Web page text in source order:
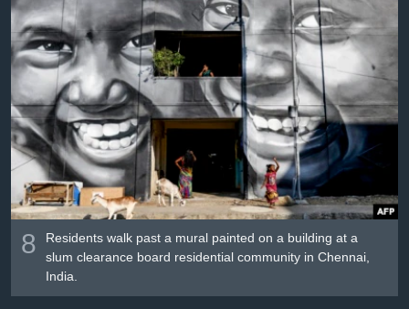
8
Residents walk past a mural painted on a building at a
slum clearance board residential community in Chennai,
India.